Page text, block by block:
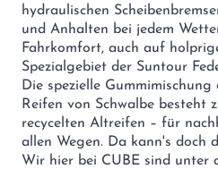
hydraulischen
und Anhalten bei jedem
Fahrkomfort, auch auf
Spezialgebiet der Suntour
Die spezielle
Reifen von Schwalbe besteht
recycelten Altreifen – für
allen Wegen. Da kann's doch
Wir hier bei CUBE sind unter